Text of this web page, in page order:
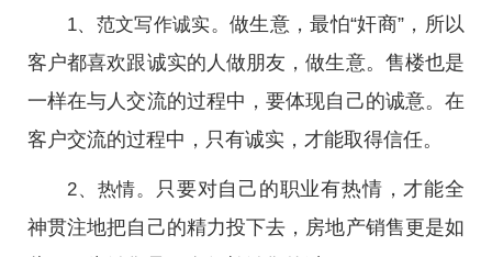
1、范文写作诚实。 做生意，最怕“奸商”，所以
客户都喜欢跟诚实的人做朋友，做生意。售楼也是
一样在与人交流的过程中，要体现自己的诚意。在
客户交流的过程中，只有诚实，才能取得信任。
2、热情。
只要对自己的职业有热情，才能全
神贯注地把自己的精力投下去，房地产销售更是如